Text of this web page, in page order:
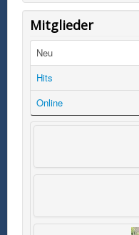
Mitglieder
Neu
Hits
Online